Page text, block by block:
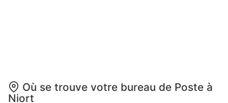
Où se trouve votre bureau de Poste à
Niort